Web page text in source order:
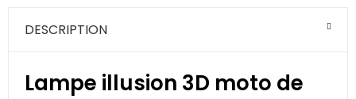
DESCRIPTION
Lampe illusion 3D moto de